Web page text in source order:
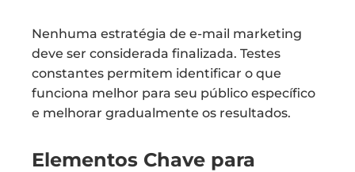
Nenhuma estratégia de e-mail marketing
deve ser considerada finalizada. Testes
constantes permitem identificar o que
funciona melhor para seu público específico
e melhorar gradualmente os resultados.
Elementos Chave para